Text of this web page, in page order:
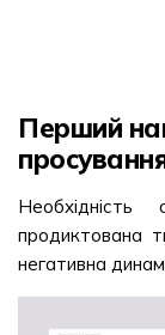
Перший
продиктована
негативна